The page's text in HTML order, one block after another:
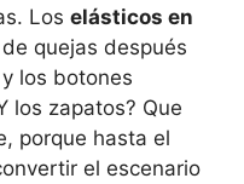
Los elásticos en
quejas después
los botones
los zapatos? Que
porque hasta el
el escenario